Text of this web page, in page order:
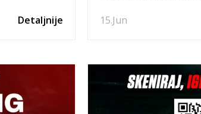
Detaljnije
sezone.
15.Jun